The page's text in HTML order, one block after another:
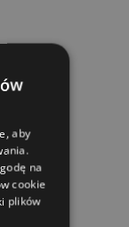
aby
na
cookie
plików